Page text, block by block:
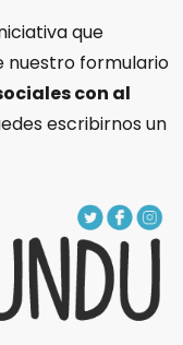
que
nuestro formulario
con al
escribirnos un